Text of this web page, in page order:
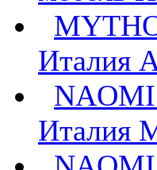
Италия
NAOMI
Италия